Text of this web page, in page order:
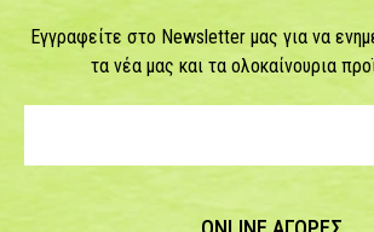
Εγγραφείτε στο Newsletter μας για να
τα νέα μας και τα ολοκαίνουρια